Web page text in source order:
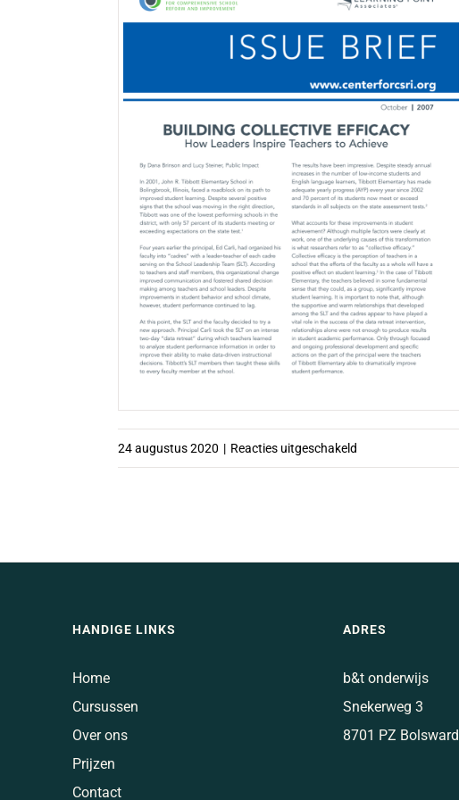
24 augustus 2020 | Reacties uitgeschakeld
HANDIGE LINKS
Home
Cursussen
Over ons
Prijzen
Contact
ADRES
b&t onderwijs
Snekerweg 3
8701 PZ Bolsward